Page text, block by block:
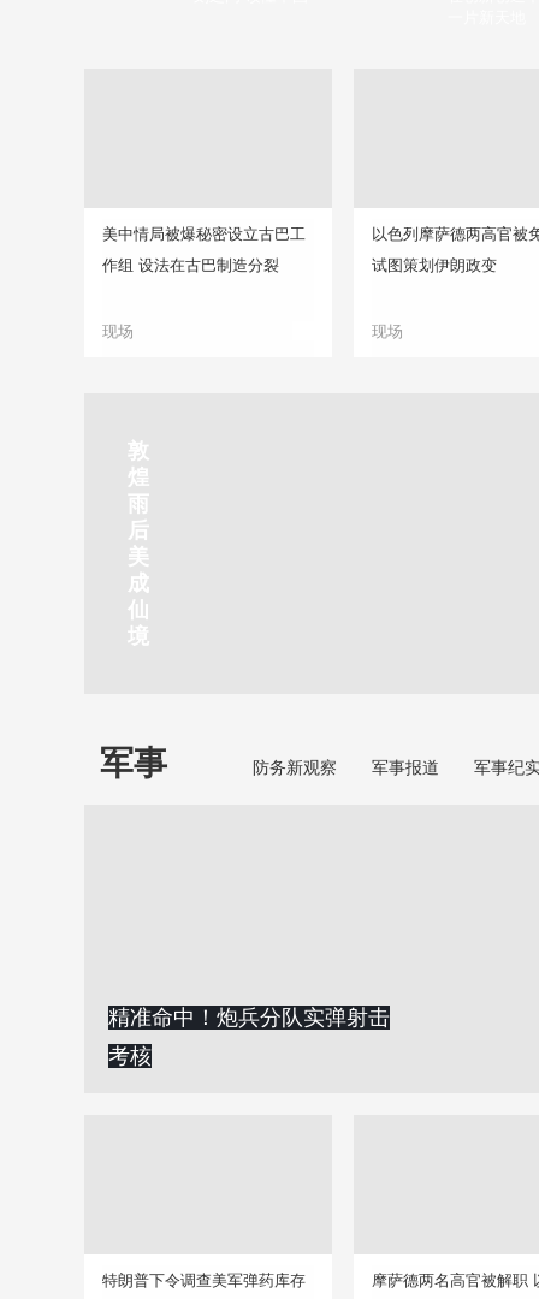
美中情局被爆秘密设立古巴工
作组 设法在古巴制造分裂
现场
以色列摩萨德两高官被
试图策划伊朗政变
现场
静赏京娘湖
京娘湖位于邯郸武安市口上村北，常年平均气温19摄氏度，夏
吉
林
市
北
山
公
园
云
探
古
北
水
镇
南
京
玄
武
湖
景
区
焦
作
红
石
峡
秦
皇
岛
金
梦
海
湾
剑
川
下
梅
岭
瀑
布
烟
雨
齐
云
山
敦
煌
雨
后
美
成
仙
境
军事 防务新观察 军事报道 军事纪
精准命中！炮兵分队实弹射击
考核
特朗普下令调查美军弹药库存 摩萨德两名高官被解职